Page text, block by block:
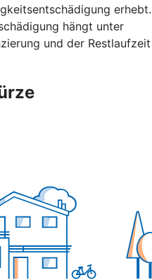
erhebt.
hängt unter
und der Restlaufzeit